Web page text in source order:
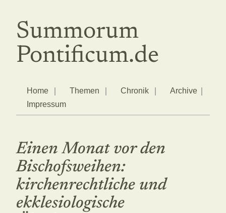
Summorum
Pontificum.de
Home Themen Chronik
Archive
Impressum
Einen Monat vor den
Bischofsweihen:
kirchenrechtliche und
ekklesiologische